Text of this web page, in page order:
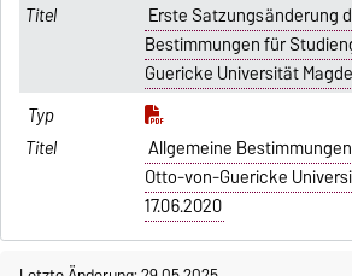
Erste Satzungsänderung
Bestimmungen für
Guericke Universität
Allgemeine
Otto-von-Guericke
17.06.2020